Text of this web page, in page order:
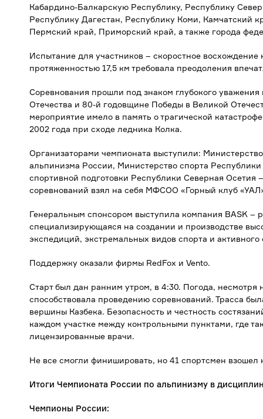
Кабардино-Балкарскую Республику, Республику
Республику Дагестан, Республику Коми, Камчатский
Пермский край, Приморский край, а также города
Испытание для участников – скоростное
протяженностью 17,5 км требовала преодоления
Соревнования прошли под знаком глубокого
Отечества и 80-й годовщине Победы в Великой
мероприятие имело в память о трагической
2002 года при сходе ледника Колка.
Организаторами чемпионата выступили:
альпинизма России, Министерство спорта
спортивной подготовки Республики Северная
соревнований взял на себя МФСОО «Горный клуб
Генеральным спонсором выступила компания BASK –
специализирующаяся на создании и производстве
экспедиций, экстремальных видов спорта и активного
Поддержку оказали фирмы RedFox и Vento.
Старт был дан ранним утром, в 4:30. Погода, несмотря
способствовала проведению соревнований. Трасса
вершины Казбека. Безопасность и честность
каждом участке между контрольными пунктами, где
лицензированные врачи.
Не все смогли финишировать, но 41 спортсмен
Итоги Чемпионата России по альпинизму в
Чемпионы России: